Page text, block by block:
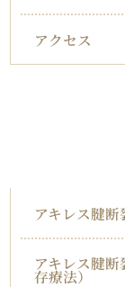
アクセス
アキレス腱
アキレス腱
存療法）